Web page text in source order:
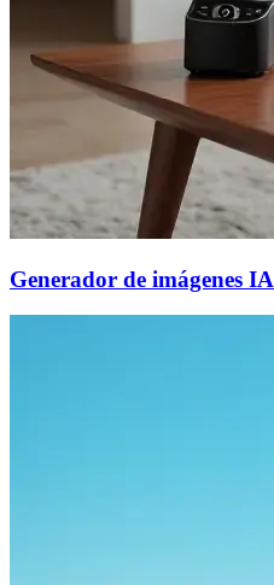
Generador de imágenes IA